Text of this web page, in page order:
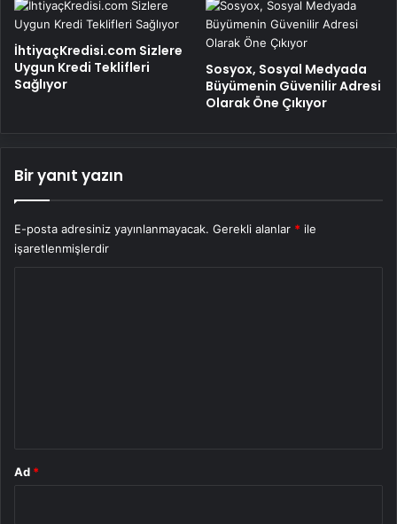
İhtiyaçKredisi.com Sizlere
Uygun Kredi Teklifleri
Sağlıyor
Sosyox, Sosyal Medyada
Büyümenin Güvenilir Adresi
Olarak Öne Çıkıyor
Bir yanıt yazın
E-posta adresiniz yayınlanmayacak. Gerekli alanlar * ile
işaretlenmişlerdir
Ad *